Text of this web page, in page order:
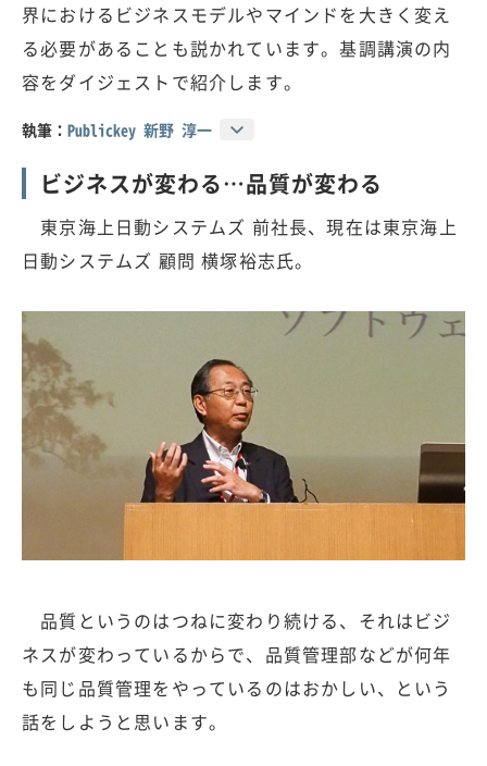
界におけるビジネスモデルやマインドを大きく変え
る必要があることも説かれています。基調講演の内
容をダイジェストで紹介します。
執筆： Publickey 新野 淳一
ビジネスが変わる…品質が変わる
東京海上日動システムズ 前社長、現在は東京海上
日動システムズ 顧問 横塚裕志氏。
品質というのはつねに変わり続ける、それはビジ
ネスが変わっているからで、品質管理部などが何年
も同じ品質管理をやっているのはおかしい、という
話をしようと思います。